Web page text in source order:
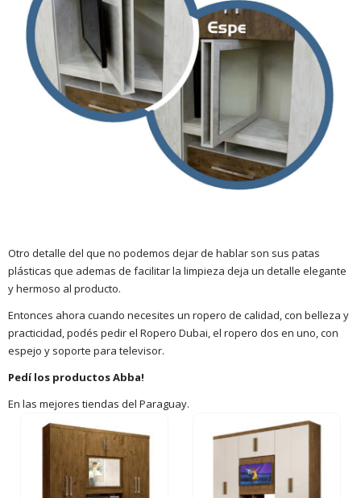
Otro detalle del que no podemos dejar de hablar son sus patas
plásticas que ademas de facilitar la limpieza deja un detalle elegante
y hermoso al producto.
Entonces ahora cuando necesites un ropero de calidad, con belleza y
practicidad, podés pedir el Ropero Dubai, el ropero dos en uno, con
espejo y soporte para televisor.
Pedí los productos Abba!
En las mejores tiendas del Paraguay.